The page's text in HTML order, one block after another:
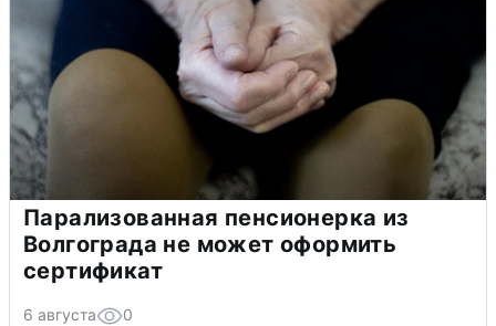
Парализованная пенсионерка из
Волгограда не может оформить
сертификат
6 августа 0